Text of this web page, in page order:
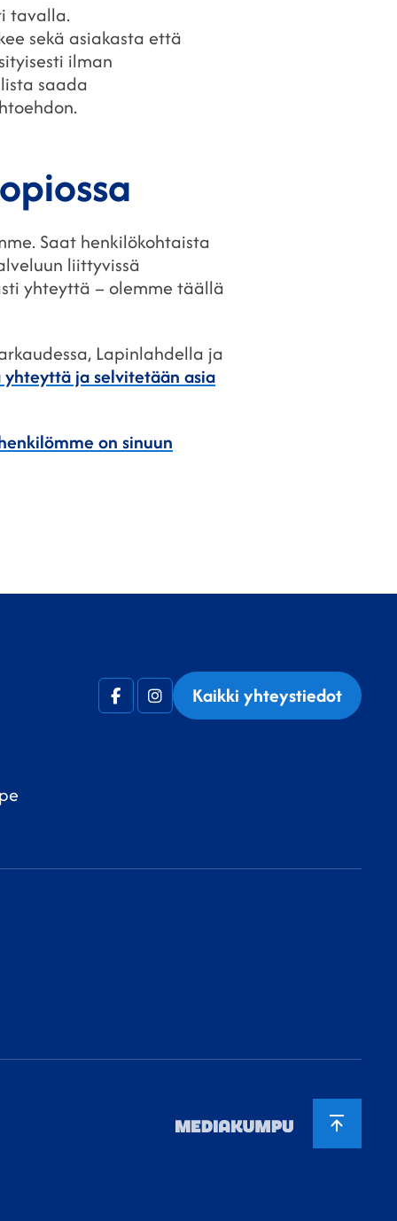
tavalla.
sekä asiakasta että
ilman
saada
Saat henkilökohtaista
liittyvissä
yhteyttä – olemme täällä
Lapinlahdella ja
yhteyttä ja selvitetään asia
on sinuun
FacebookInstagramKaikki yhteystiedot